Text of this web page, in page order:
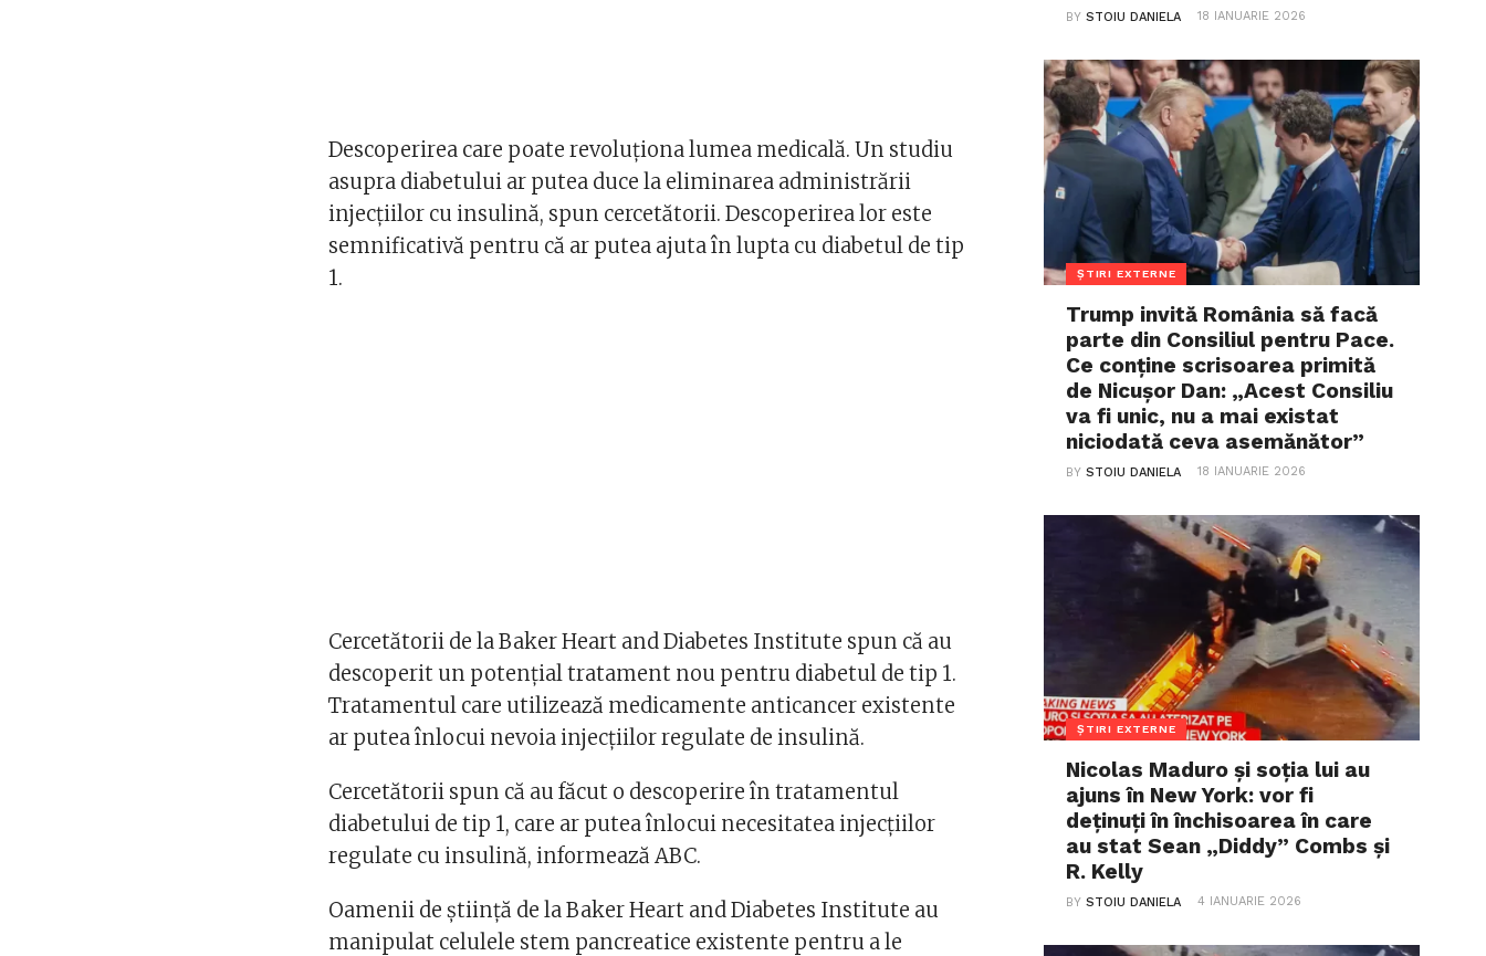
Descoperirea care poate revoluționa lumea medicală. Un studiu
asupra diabetului ar putea duce la eliminarea administrării
injecțiilor cu insulină, spun cercetătorii. Descoperirea lor este
semnificativă pentru că ar putea ajuta în lupta cu diabetul de tip
1.
Cercetătorii de la Baker Heart and Diabetes Institute spun că au
descoperit un potențial tratament nou pentru diabetul de tip 1.
Tratamentul care utilizează medicamente anticancer existente
ar putea înlocui nevoia injecțiilor regulate de insulină.
Cercetătorii spun că au făcut o descoperire în tratamentul
diabetului de tip 1, care ar putea înlocui necesitatea injecțiilor
regulate cu insulină, informează ABC.
Oamenii de știință de la Baker Heart and Diabetes Institute au
manipulat celulele stem pancreatice existente pentru a le
BYSTOIU DANIELA 18 IANUARIE 2026
ȘTIRI EXTERNE
Trump invită România să facă
parte din Consiliul pentru Pace.
Ce conține scrisoarea primită
de Nicușor Dan: „Acest Consiliu
va fi unic, nu a mai existat
niciodată ceva asemănător”
BYSTOIU DANIELA 18 IANUARIE 2026
ȘTIRI EXTERNE
Nicolas Maduro și soția lui au
ajuns în New York: vor fi
deținuți în închisoarea în care
au stat Sean „Diddy” Combs și
R. Kelly
BYSTOIU DANIELA 4 IANUARIE 2026